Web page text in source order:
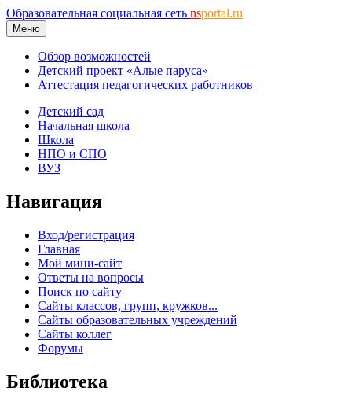
Образовательная социальная сеть nsportal.ru
Меню
Обзор возможностей
Детский проект «Алые паруса»
Аттестация педагогических работников
Детский сад
Начальная школа
Школа
НПО и СПО
ВУЗ
Навигация
Вход/регистрация
Главная
Мой мини-сайт
Ответы на вопросы
Поиск по сайту
Сайты классов, групп, кружков...
Сайты образовательных учреждений
Сайты коллег
Форумы
Библиотека